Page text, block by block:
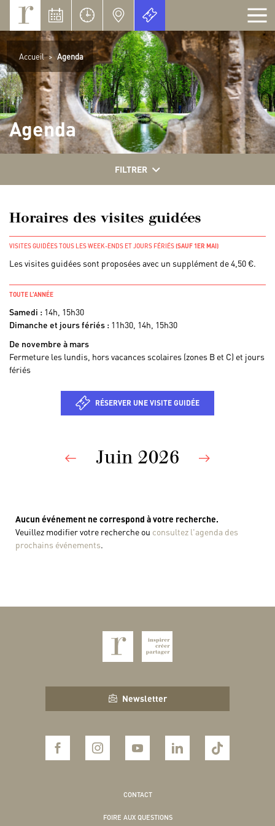
Accueil > Agenda
Agenda
FILTRER
Horaires des visites guidées
VISITES GUIDÉES TOUS LES WEEK-ENDS ET JOURS FÉRIÉS(SAUF 1ER MAI)
Les visites guidées sont proposées avec un supplément de 4,50 €.
TOUTE L’ANNÉE
Samedi : 14h, 15h30
Dimanche et jours fériés : 11h30, 14h, 15h30
De novembre à mars
Fermeture les lundis, hors vacances scolaires (zones B et C) et jours
fériés
RÉSERVER UNE VISITE GUIDÉE
Previous
Juin 2026
Aucun événement ne correspond à votre recherche.
Veuillez modifier votre recherche ou consultez l'agenda des
prochains événements.
Newsletter
CONTACT
FOIRE AUX QUESTIONS
Panneau de gestion des cookies